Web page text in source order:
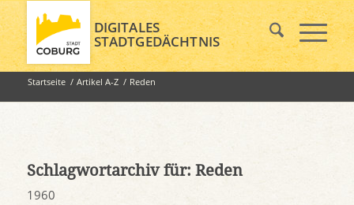
DIGITALES
STADTGEDÄCHTNIS
Startseite / Artikel A-Z / Reden
Schlagwortarchiv für: Reden
1960